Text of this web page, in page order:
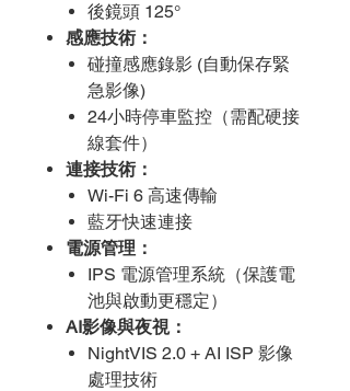
後鏡頭 125°
感應技術：
碰撞感應錄影 (自動保存緊
急影像)
24小時停車監控（需配硬接
線套件）
連接技術：
Wi-Fi 6 高速傳輸
藍牙快速連接
電源管理：
IPS 電源管理系統（保護電
池與啟動更穩定）
AI影像與夜視：
NightVIS 2.0 + AI ISP 影像
處理技術